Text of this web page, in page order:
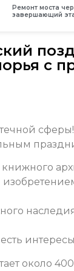
Ремонт моста
завершающий
с
около